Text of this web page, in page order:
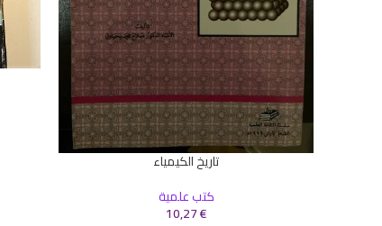
تاريخ الكيمياء
كتب علمية
10,27€